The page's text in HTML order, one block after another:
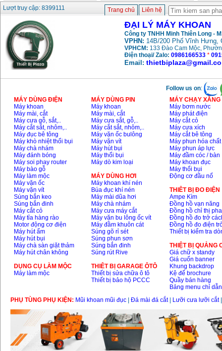
Lượt truy cập: 8399111
Trang chủ Liên hệ
ĐẠI LÝ MÁY KHOAN
Công ty TNHH Minh Thiên Long -
VPHN: 14B/200 Phố Vĩnh Hưng,
VPHCM: 133 Đào Cam Mộc,
Điện thoại/ Zalo: 0986166533 *
Email:
Follow us on:
MÁY DÙNG ĐIỆN
Máy khoan
Máy mài, cắt
Máy cưa gỗ, sắt,..
Máy cắt sắt, nhôm,..
Máy đục bê tông
Máy khò nhiệt thổi bụi
Máy chà nhám
Máy đánh bóng
Máy soi phay router
Máy bào gỗ
Máy làm mộc
Máy vặn ốc
Máy vặn vít
Súng bắn keo
Súng bắn đinh
Máy cắt cỏ
Máy tỉa hàng rào
Motor động cơ điện
Máy hút ẩm
Máy hút bụi
Máy chà sàn giặt thảm
Máy hút chân không
DỤNG CỤ LÀM MỘC
Máy làm mộc
MÁY DÙNG PIN
Máy khoan
Máy mài, cắt
Máy cưa sắt, gỗ,..
Máy cắt sắt, nhôm,..
Máy vặn ốc bulông
Máy vặn vít
Máy hút bụi
Máy thổi bụi
Máy dò kim loại
MÁY DÙNG HƠI
Máy khoan khí nén
Búa đục khí nén
Máy mài dũa hơi
Máy chà nhám
Máy cưa máy cắt
Máy vặn bu lông ốc vít
Máy đầm khuôn cát
Súng gõ rỉ sét
Súng phun sơn
Súng bắn đinh
Súng rút Rive
THIÊT BỊ GARAGE ÔTÔ
Thiết bị sửa chữa ô tô
Thiết bị bảo hộ PCCC
MÁY CHẠY
Máy bơm nước
Máy phát điện
Máy cắt cỏ
Máy cưa xích
Máy cắt bê tông
Máy phun hóa chất
Máy phun áp lực
Máy đầm cóc / bàn
Máy khoan đục
Máy thổi bụi
Động cơ đầu nổ
THIÊT BỊ ĐO ĐIỆN
Ampe Kìm
Đồng hồ vạn năng
Đồng hồ chỉ thị pha
Đồng hồ đo trở
Đồng hồ đo điện
Thiết bị kiểm tra
THIỆT BỊ QUẢNG
Giá chữ x standy
Giá cuốn banner
Khung backdrop
Kệ để brochure
Quầy bán hàng
Bảng menu chỉ dẫn
PHỤ TÙNG PHỤ KIỆN: Mũi khoan mũi đục Đá mài đá cắt| Lưỡi cưa lưỡi cắt